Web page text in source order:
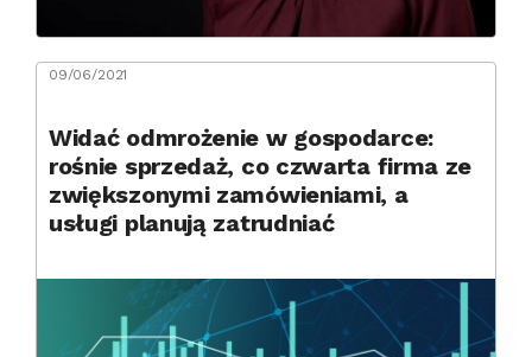
09/06/2021
Widać odmrożenie w gospodarce:
rośnie sprzedaż, co czwarta firma ze
zwiększonymi zamówieniami, a
usługi planują zatrudniać